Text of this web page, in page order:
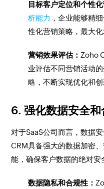
目标客户定位和个性
析能力 ，企业能够精
性化营销策略，最大
营销效果评估： Zoho
业评估不同营销活动
略，不断实现优化和
6. 强化数据安全和
对于SaaS公司而言，数据
CRM具备强大的数据加密
能，确保客户数据的绝对安
数据隐私和合规性：